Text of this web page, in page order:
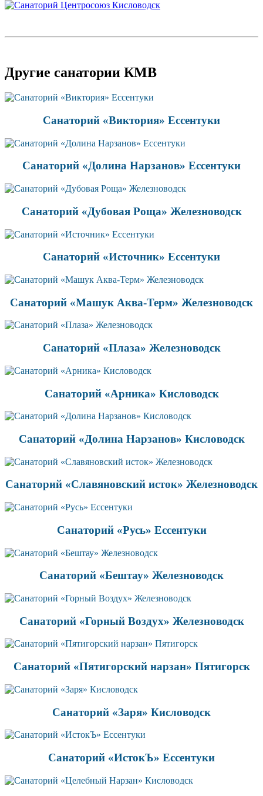
Другие санатории КМВ
Санаторий «Виктория» Ессентуки
Санаторий «Долина Нарзанов» Ессентуки
Санаторий «Дубовая Роща» Железноводск
Санаторий «Источник» Ессентуки
Санаторий «Машук Аква-Терм» Железноводск
Санаторий «Плаза» Железноводск
Санаторий «Арника» Кисловодск
Санаторий «Долина Нарзанов» Кисловодск
Санаторий «Славяновский исток» Железноводск
Санаторий «Русь» Ессентуки
Санаторий «Бештау» Железноводск
Санаторий «Горный Воздух» Железноводск
Санаторий «Пятигорский нарзан» Пятигорск
Санаторий «Заря» Кисловодск
Санаторий «ИстокЪ» Ессентуки